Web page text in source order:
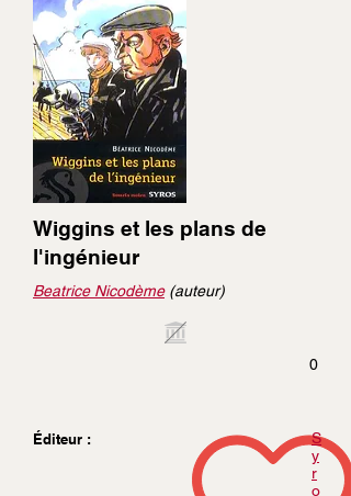
Wiggins et les plans de
l'ingénieur
Beatrice Nicodème(auteur)
0
Éditeur :
S
y
r
o